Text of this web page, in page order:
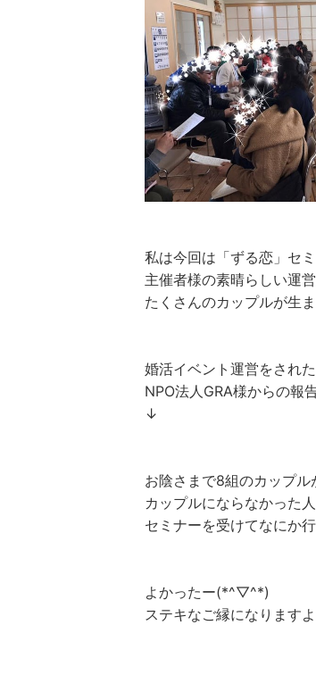
私は今回は「ずる恋」セ
主催者様の素晴らしい運営
たくさんのカップルが生
婚活イベント運営をされた
NPO法人GRA様からの報
↓
お陰さまで8組のカップル
カップルにならなかった人
セミナーを受けてなにか
よかったー(*^▽^*)
ステキなご縁になりますよ